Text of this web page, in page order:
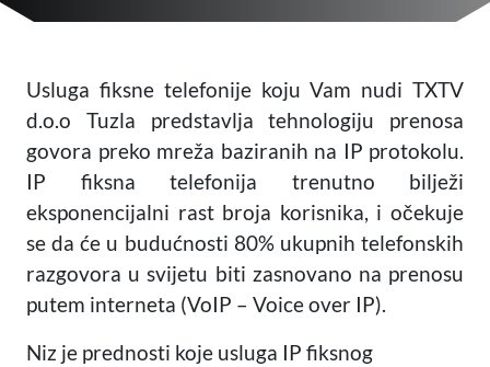
Usluga fiksne telefonije koju Vam nudi TXTV
d.o.o Tuzla predstavlja tehnologiju prenosa
govora preko mreža baziranih na IP protokolu.
IP fiksna telefonija trenutno bilježi
eksponencijalni rast broja korisnika, i očekuje
se da će u budućnosti 80% ukupnih telefonskih
razgovora u svijetu biti zasnovano na prenosu
putem interneta (VoIP – Voice over IP).
Niz je prednosti koje usluga IP fiksnog